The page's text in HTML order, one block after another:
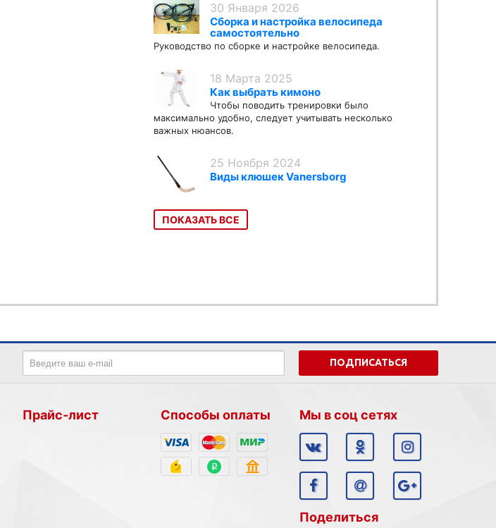
30 Января 2026
Сборка и настройка велосипеда
самостоятельно
Руководство по сборке и настройке велосипеда.
18 Марта 2025
Как выбрать кимоно
Чтобы поводить тренировки было
максимально удобно, следует учитывать несколько
важных нюансов.
25 Ноября 2024
Виды клюшек Vanersborg
ПОКАЗАТЬ ВСЕ
ПОДПИСАТЬСЯ
Прайс-лист Способы оплаты Мы в соц сетях
Поделиться